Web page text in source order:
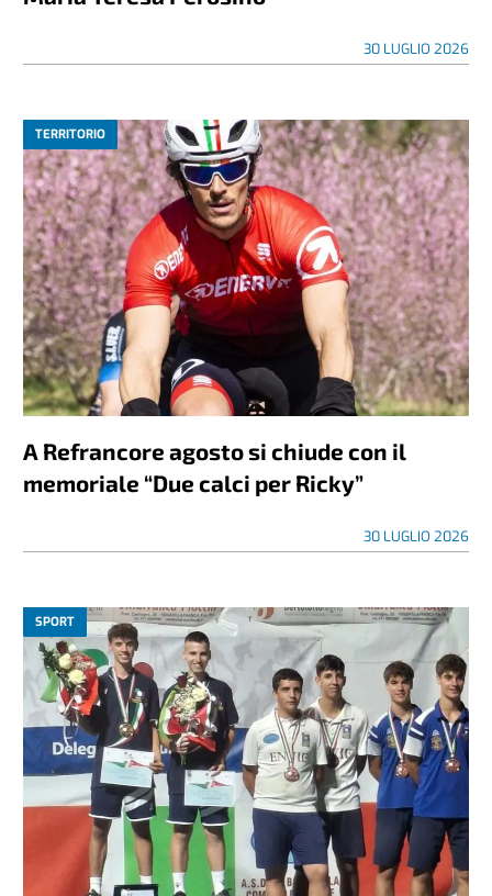
30 LUGLIO 2026
TERRITORIO
A Refrancore agosto si chiude con il
memoriale “Due calci per Ricky”
30 LUGLIO 2026
SPORT